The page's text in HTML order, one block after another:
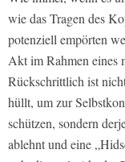
wie das Tragen des
potenziell empörten
Akt im Rahmen eines
Rückschrittlich ist
hüllt, um zur
schützen, sondern
ablehnt und eine